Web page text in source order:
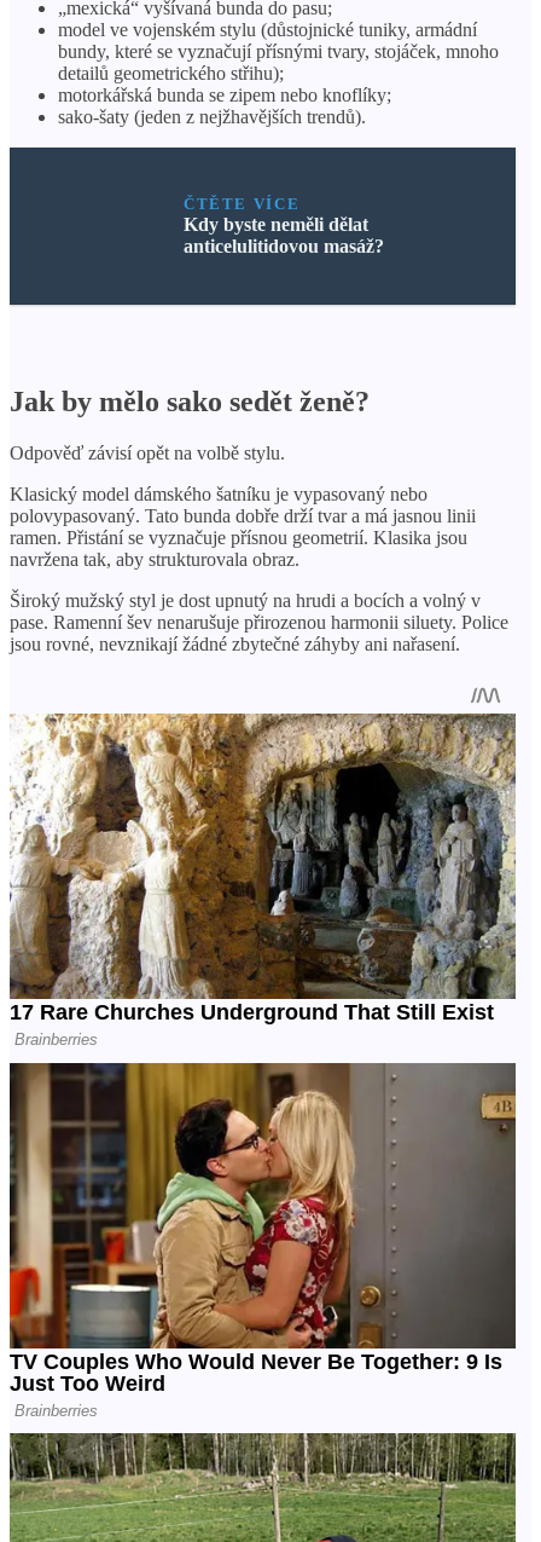
„mexická“ vyšívaná bunda do pasu;
model ve vojenském stylu (důstojnické tuniky, armádní
bundy, které se vyznačují přísnými tvary, stojáček, mnoho
detailů geometrického střihu);
motorkářská bunda se zipem nebo knoflíky;
sako-šaty (jeden z nejžhavějších trendů).
ČTĚTE VÍCE
Kdy byste neměli dělat
anticelulitidovou masáž?
Jak by mělo sako sedět ženě?
Odpověď závisí opět na volbě stylu.
Klasický model dámského šatníku je vypasovaný nebo
polovypasovaný. Tato bunda dobře drží tvar a má jasnou linii
ramen. Přistání se vyznačuje přísnou geometrií. Klasika jsou
navržena tak, aby strukturovala obraz.
Široký mužský styl je dost upnutý na hrudi a bocích a volný v
pase. Ramenní šev nenarušuje přirozenou harmonii siluety. Police
jsou rovné, nevznikají žádné zbytečné záhyby ani nařasení.